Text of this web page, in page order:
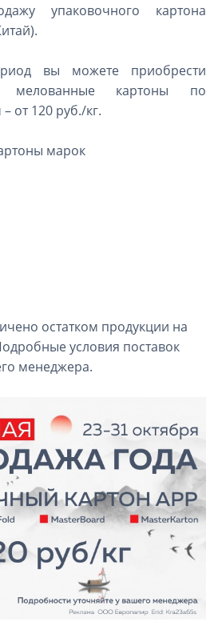
упаковочного картона
вы можете приобрести
мелованные картоны по
от 120 руб./кг.
марок
остатком продукции на
условия поставок
менеджера.